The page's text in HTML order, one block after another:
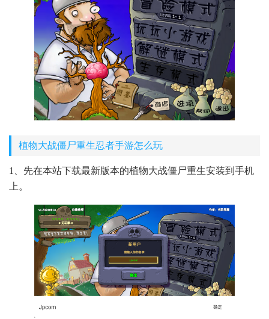
植物大战僵尸重生忍者手游怎么玩
1、先在本站下载最新版本的植物大战僵尸重生安装到手机
上。